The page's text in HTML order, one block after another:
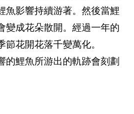
魚影響持續游著。然後當鯉
變成花朵散開。經過一年的
花開花落千變萬化。
的鯉魚所游出的軌跡會刻劃